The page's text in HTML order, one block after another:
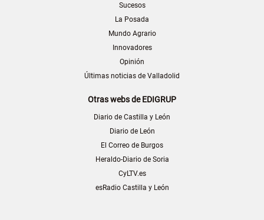
Sucesos
La Posada
Mundo Agrario
Innovadores
Opinión
Últimas noticias de Valladolid
Otras webs de EDIGRUP
Diario de Castilla y León
Diario de León
El Correo de Burgos
Heraldo-Diario de Soria
CyLTV.es
esRadio Castilla y León